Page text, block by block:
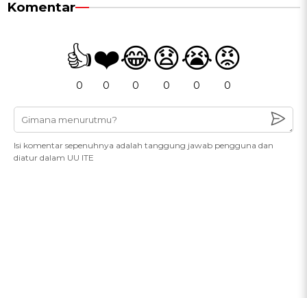
Komentar
👍
0
❤️
0
😂
0
😧
0
😭
0
😡
0
Isi komentar sepenuhnya adalah tanggung jawab pengguna dan
diatur dalam UU ITE